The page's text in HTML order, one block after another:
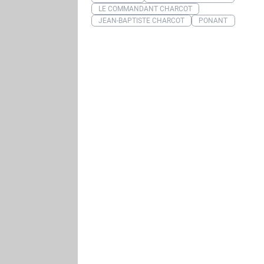
LE COMMANDANT CHARCOT
JEAN-BAPTISTE CHARCOT
PONANT